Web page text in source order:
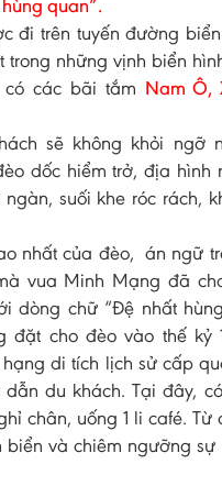
quan”.
đi trên tuyến đường
những vịnh biển
các bãi tắm Nam Ô,
sẽ không khỏi ngỡ
dốc hiểm trở, địa hình
suối khe róc rách,
nhất của đèo, án ngữ
vua Minh Mạng đã
dòng chữ “Đệ nhất
đặt cho đèo vào thế kỷ
di tích lịch sử cấp
du khách. Tại đây,
chân, uống 1 li café. Từ
biển và chiêm ngưỡng sự